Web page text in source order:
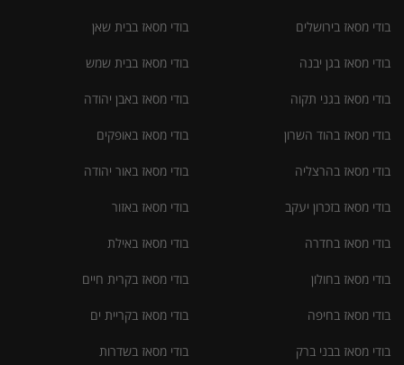
בודי מסאז בירושלים
בודי מסאז בגן יבנה
בודי מסאז בגני תקוה
בודי מסאז בהוד השרון
בודי מסאז בהרצליה
בודי מסאז בזכרון יעקב
בודי מסאז בחדרה
בודי מסאז בחולון
בודי מסאז בחיפה
בודי מסאז בבני ברק
בודי מסאז בבית שאן
בודי מסאז בבית שמש
בודי מסאז באבן יהודה
בודי מסאז באופקים
בודי מסאז באור יהודה
בודי מסאז באזור
בודי מסאז באילת
בודי מסאז בקרית חיים
בודי מסאז בקריית ים
בודי מסאז בשדרות